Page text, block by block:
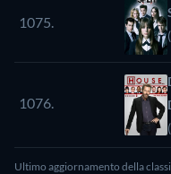
1075.
1076.
Ultimo aggiornamento della